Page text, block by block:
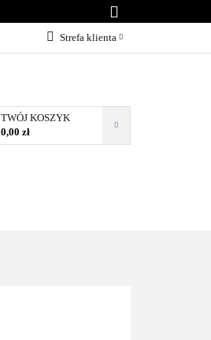
Strefa klienta
Dodaj zgłoszenie
Zgody cookies
TWÓJ KOSZYK
0,00 zł